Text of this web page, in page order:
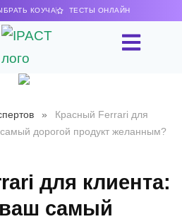
КОУЧА ТЕСТЫ ОНЛАЙН
»
Красный Ferrari для
дорогой продукт желанным?
для клиента:
ваш самый